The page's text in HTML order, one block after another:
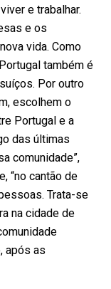
e trabalhar.
e os
vida. Como
também é
Por outro
escolhem o
Portugal e a
das últimas
comunidade”,
“no cantão de
Trata-se
na cidade de
após as